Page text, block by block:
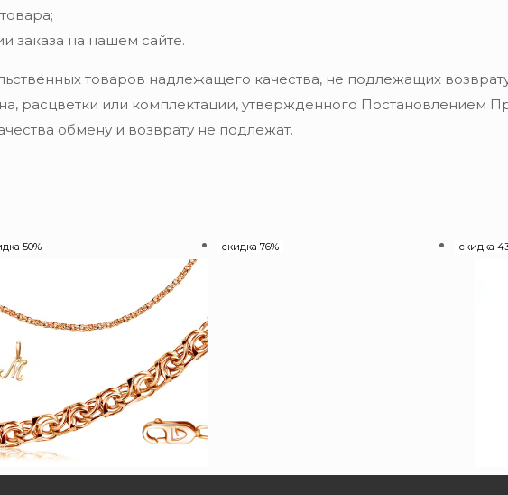
заказа на нашем сайте.
товаров надлежащего качества, не подлежащих
расцветки или комплектации, утвержденного Постановлением
обмену и возврату не подлежат.
50% скидка 76% скидка